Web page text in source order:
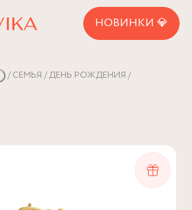
НОВИНКИ 💎
СЕМЬЯ
ДЕНЬ РОЖДЕНИЯ